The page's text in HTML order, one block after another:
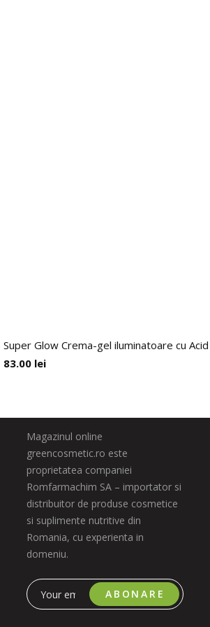
Super Glow Crema-gel iluminatoare cu
83.00 lei
Magazinul online
greencosmetic.ro este
proprietatea companiei
Romfarmachim SA – importator si
distribuitor de produse cosmetice
si suplimente nutritive din
Romania, cu experienta in
domeniu.
ABONARE